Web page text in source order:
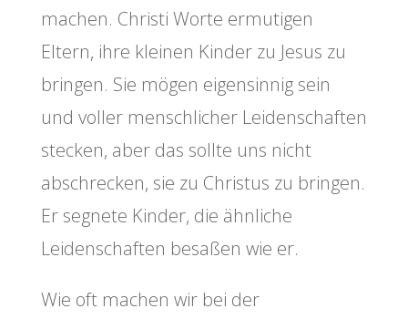
machen. Christi Worte ermutigen
Eltern, ihre kleinen Kinder zu Jesus zu
bringen. Sie mögen eigensinnig sein
und voller menschlicher Leidenschaften
stecken, aber das sollte uns nicht
abschrecken, sie zu Christus zu bringen.
Er segnete Kinder, die ähnliche
Leidenschaften besaßen wie er.
Wie oft machen wir bei der